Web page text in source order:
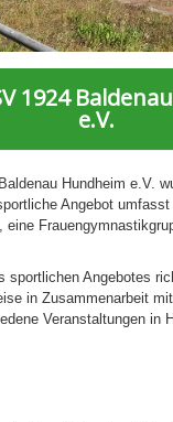
1924
e.V.
Hundheim e.V.
Angebot umfasst
eine
sportlichen Angebotes
in Zusammenarbeit
Veranstaltungen in